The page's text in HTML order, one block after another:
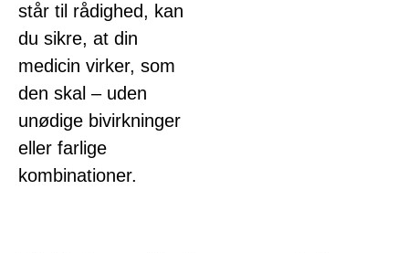
står til rådighed, kan
du sikre, at din
medicin virker, som
den skal – uden
unødige bivirkninger
eller farlige
kombinationer.